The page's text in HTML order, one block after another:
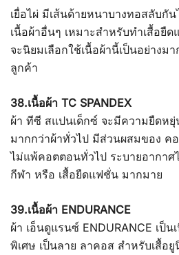
เยื่อไผ่ มีเส้นด้ายหนาบางทอสลับกั
เนื้อผ้าอื่นๆ เหมาะสำหรับทำเสื้อยื
จะนิยมเลือกใช้เนื้อผ้านี้เป็นอย่างม
ลูกค้า
38.เนื้อผ้า TC SPANDEX
ผ้า ทีซี สแปนเด็กซ์ จะมีความยืดห
มากกว่าผ้าทั่วไป มีส่วนผสมของ ค
ไม่แพ้คอตตอนทั่วไป ระบายอากาศ
กีฬา หรือ เสื้อยืดแฟชั่น มากมาย
39.เนื้อผ้า ENDURANCE
ผ้า เอ็นดูแรนซ์ ENDURANCE เป็
พิเศษ เป็นลาย ลาคอส สำหรับเสื้อ